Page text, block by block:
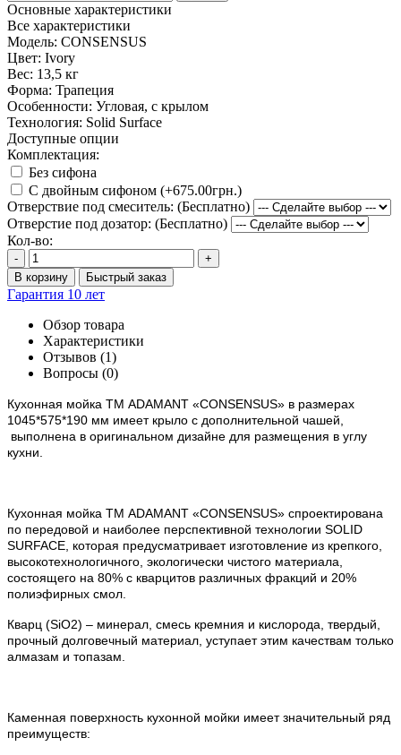
Основные характеристики
Все характеристики
Модель: CONSENSUS
Цвет: Ivory
Вес: 13,5 кг
Форма: Трапеция
Особенности: Угловая, с крылом
Технология: Solid Surface
Доступные опции
Комплектация:
Без сифона
С двойным сифоном (+675.00грн.)
Отверствие под смеситель: (Бесплатно)
Отверстие под дозатор: (Бесплатно)
Кол-во:
-
+
В корзину
Быстрый заказ
Гарантия 10 лет
Обзор товара
Характеристики
Отзывов (1)
Вопросы (0)
Кухонная мойка ТМ ADAMANT «CONSENSUS» в размерах
1045*575*190 мм имеет крыло с дополнительной чашей,
выполнена в оригинальном дизайне для размещения в углу
кухни.
Кухонная мойка ТМ ADAMANT «CONSENSUS» спроектирована
по передовой и наиболее перспективной технологии SOLID
SURFACE, которая предусматривает изготовление из крепкого,
высокотехнологичного, экологически чистого материала,
состоящего на 80% с кварцитов различных фракций и 20%
полиэфирных смол.
Кварц (SiO2) – минерал, смесь кремния и кислорода, твердый,
прочный долговечный материал, уступает этим качествам только
алмазам и топазам.
Каменная поверхность кухонной мойки имеет значительный ряд
преимуществ: